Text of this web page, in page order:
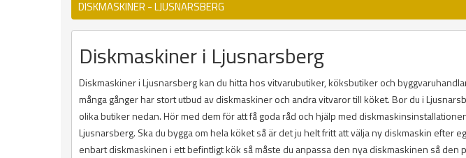
DISKMASKINER - LJUSNARSBERG
Diskmaskiner i Ljusnarsberg
Diskmaskiner i Ljusnarsberg kan du hitta hos vitvarubutiker, köksbutiker och
många gånger har stort utbud av diskmaskiner och andra vitvaror till köket. Bor du i
olika butiker nedan. Hör med dem för att få goda råd och hjälp med
Ljusnarsberg. Ska du bygga om hela köket så är det ju helt fritt att välja ny diskmaskin efter
enbart diskmaskinen i ett befintligt kök så måste du anpassa den nya diskmaskinen så